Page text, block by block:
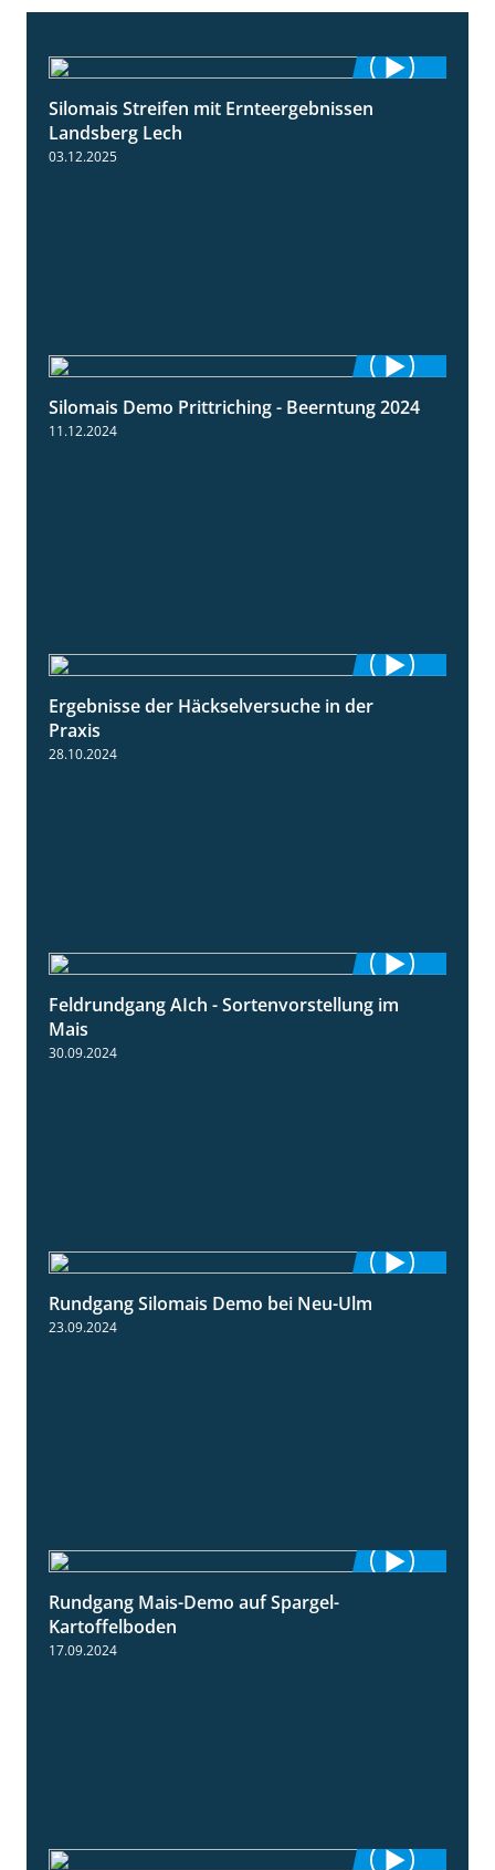
11:01
Silomais Streifen mit Ernteergebnissen
Landsberg Lech
03.12.2025
12:28
Silomais Demo Prittriching - Beerntung 2024
11.12.2024
Ergebnisse der Häckselversuche in der
Praxis
28.10.2024
11:24
Feldrundgang AIch - Sortenvorstellung im
Mais
30.09.2024
Rundgang Silomais Demo bei Neu-Ulm
23.09.2024
Rundgang Mais-Demo auf Spargel-
Kartoffelboden
17.09.2024